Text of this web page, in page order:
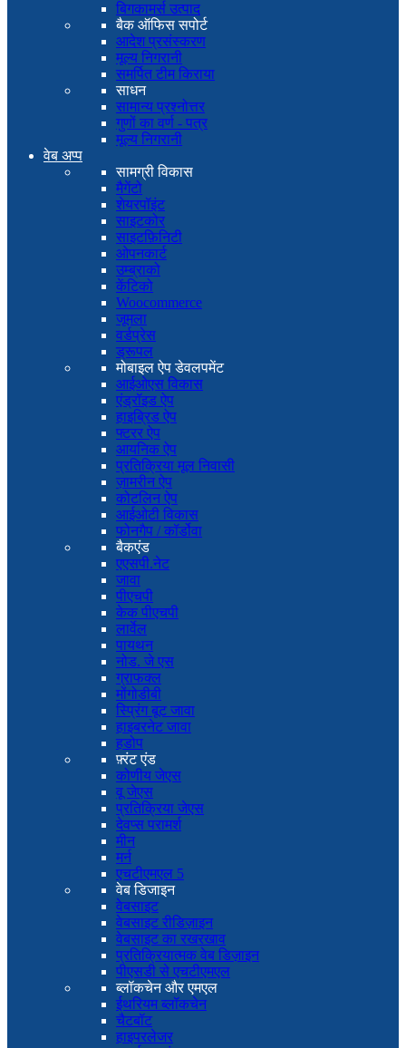
बिगकामर्स उत्पाद
बैक ऑफिस सपोर्ट
आदेश प्रसंस्करण
मूल्य निगरानी
समर्पित टीम किराया
साधन
सामान्य प्रश्नोत्तर
गुणों का वर्ण - पत्र
मूल्य निगरानी
वेब अप्प
सामग्री विकास
मैगेंटो
शेयरपॉइंट
साइटकोर
साइटफ़िनिटी
ओपनकार्ट
उम्ब्राको
केंटिको
Woocommerce
जूमला
वर्डप्रेस
ड्रूपल
मोबाइल ऐप डेवलपमेंट
आईओएस विकास
एंड्रॉइड ऐप
हाइब्रिड ऐप
फ्टरर ऐप
आयनिक ऐप
प्रतिक्रिया मूल निवासी
ज़ामरीन ऐप
कोटलिन ऐप
आईओटी विकास
फोनगैप / कॉर्डोवा
बैकएंड
एएसपी.नेट
जावा
पीएचपी
केक पीएचपी
लार्वेल
पायथन
नोड. जे एस
ग्राफक्ल
मोंगोडीबी
स्प्रिंग बूट जावा
हाइबरनेट जावा
हडोप
फ़्रंट एंड
कोणीय जेएस
वू जेएस
प्रतिक्रिया जेएस
देवप्स परामर्श
मीन
मर्न
एचटीएमएल 5
वेब डिजाइन
वेबसाइट
वेबसाइट रीडिज़ाइन
वेबसाइट का रखरखाव
प्रतिक्रियात्मक वेब डिज़ाइन
पीएसडी से एचटीएमएल
ब्लॉकचेन और एमएल
ईथरियम ब्लॉकचेन
चैटबॉट
हाइपरलेजर